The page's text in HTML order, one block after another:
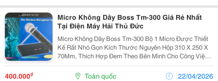
Micro Không Dây Boss Tm-300 Giá Rẻ Nhất
Tại Điện Máy Hải Thủ Đức
Micro Không Dây Boss Tm-300 Bộ 1 Micro Được Thiết
Kế Rất Nhỏ Gọn Kích Thước Nguyên Hộp 310 X 250 X
70Mm, Thích Hợp Đem Theo Bên Mình Cho Công Việc
Có Tính Chất Cơ Động, Như Ca Hát, Chạy Sô, Hội Họp,
Thuyết Trình, Giảng Dạy. Micro Boss Tm-300 Vừa T
400.000₫ Toàn quốc 22/04/2026